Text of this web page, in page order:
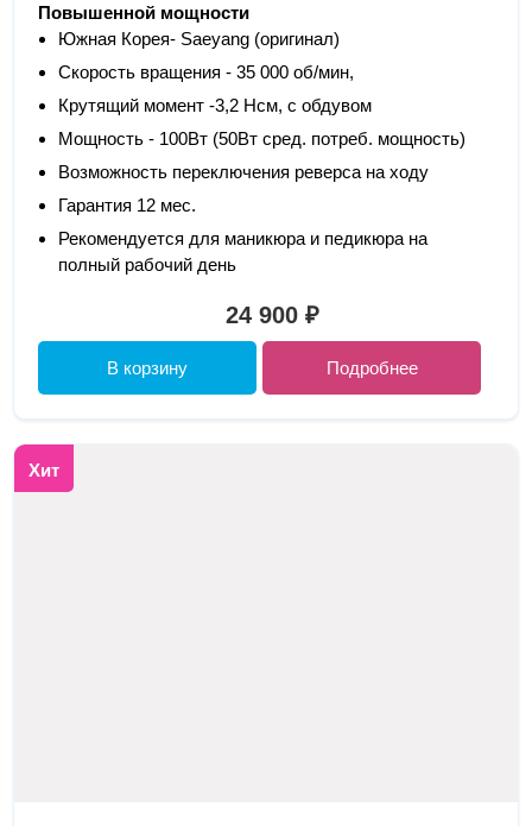
Повышенной мощности
Южная Корея- Saeyang (оригинал)
Скорость вращения - 35 000 об/мин,
Крутящий момент -3,2 Нсм, с обдувом
Мощность - 100Вт (50Вт сред. потреб. мощность)
Возможность переключения реверса на ходу
Гарантия 12 мес.
Рекомендуется для маникюра и педикюра на
полный рабочий день
24 900 ₽
В корзину Подробнее
Хит